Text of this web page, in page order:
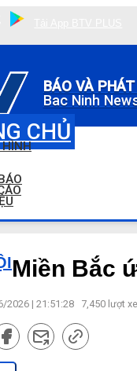
BÁO VÀ
Bac Ninh
CHỦ
HÌNH
Miền Bắc
2026 | 21:51:28 7,450 lượt